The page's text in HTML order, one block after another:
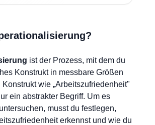
ist der Prozess, mit dem du
Konstrukt in messbare Größen
Konstrukt wie „Arbeitszufriedenheit"
ein abstrakter Begriff. Um es
musst du festlegen,
erkennst und wie du